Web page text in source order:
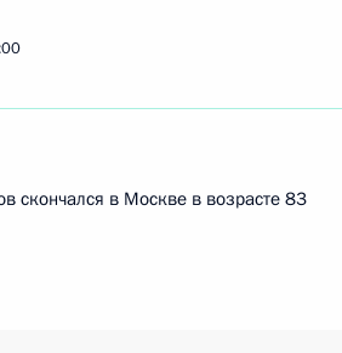
скончался в Москве в возрасте 83